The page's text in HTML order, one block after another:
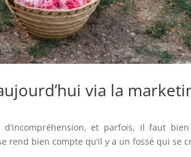
via la
d’incompréhension, et parfois, il faut
rend bien compte qu’il y a un fossé qui se